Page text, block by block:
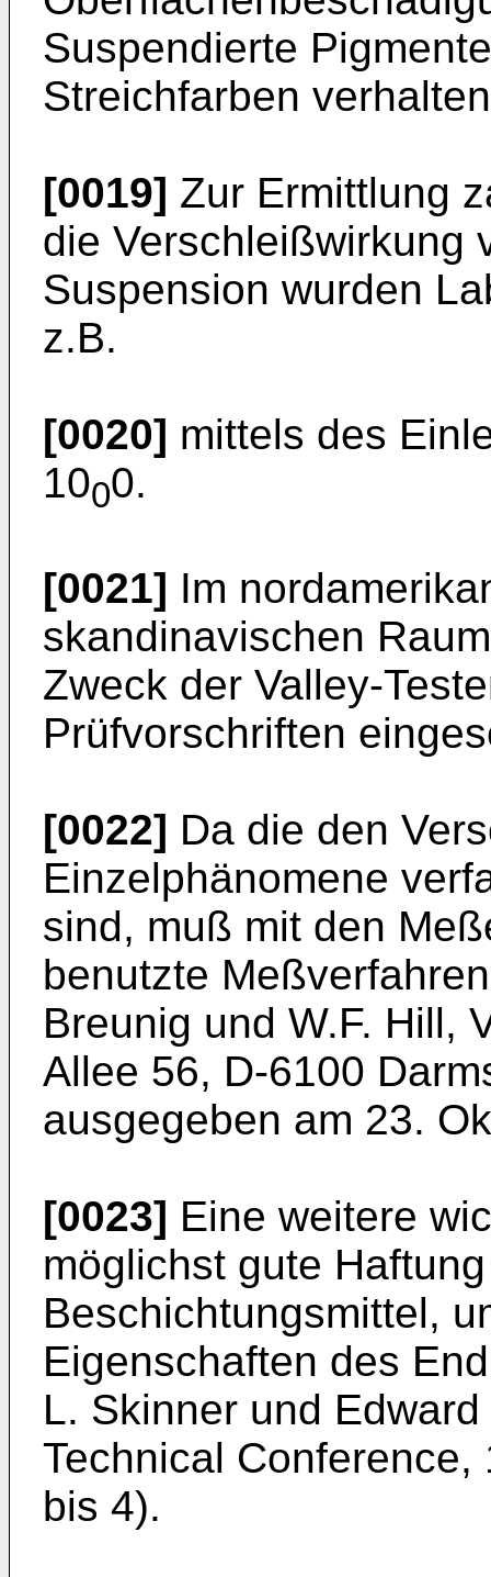
Suspendierte
Streichfarben
[0019] Zur Ermittlung
die Verschleißwirkung
Suspension wurden
z.B.
[0020] mittels des
1000.
[0021] Im
skandinavischen
Zweck der Valley-
Prüfvorschriften
[0022] Da die den
Einzelphänomene
sind, muß mit den
benutzte
Breunig und W.F. Hill,
Allee 56, D-6100
ausgegeben am 23.
[0023] Eine weitere
möglichst gute
Beschichtungsmittel,
Eigenschaften des
L. Skinner und
Technical
bis 4).